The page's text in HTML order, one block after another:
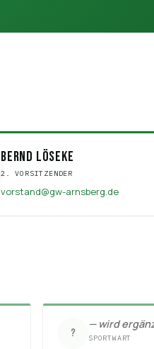
Bernd Löseke
2. VORSITZENDER
vorstand@gw-arnsberg.de
?
— wird
SPORTWART